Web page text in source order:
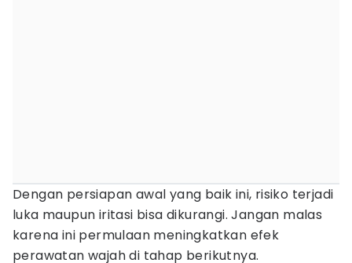
Dengan persiapan awal yang baik ini, risiko terjadi
luka maupun iritasi bisa dikurangi. Jangan malas
karena ini permulaan meningkatkan efek
perawatan wajah di tahap berikutnya.